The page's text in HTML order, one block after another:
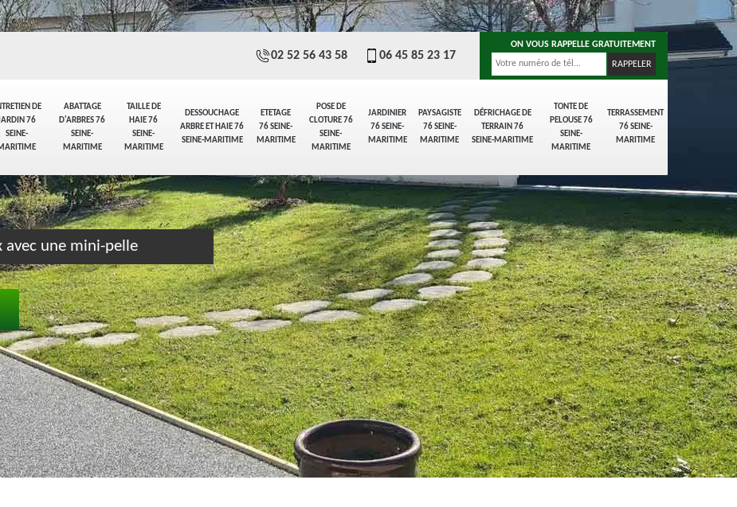
DE
76
SEINE-
ABATTAGE
D'ARBRES 76
SEINE-
MARITIME
TAILLE DE
HAIE 76
SEINE-
MARITIME
DESSOUCHAGE
ARBRE ET HAIE 76
SEINE-MARITIME
ETETAGE
76 SEINE-
MARITIME
POSE DE
CLOTURE 76
SEINE-
MARITIME
JARDINIER
76 SEINE-
MARITIME
PAYSAGISTE
76 SEINE-
MARITIME
DÉFRICHAGE DE
TERRAIN 76
SEINE-MARITIME
TONTE DE
PELOUSE 76
SEINE-
MARITIME
TERRASSEMENT
76 SEINE-
MARITIME
02 52 56 43 58 06 45 85 23 17
ON VOUS RAPPELLE GRATUITEMENT
avec une mini-pelle